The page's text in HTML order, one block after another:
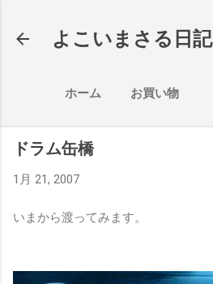
よこいまさる日記
ホーム お買い物
ドラム缶橋
1月 21, 2007
いまから渡ってみます。